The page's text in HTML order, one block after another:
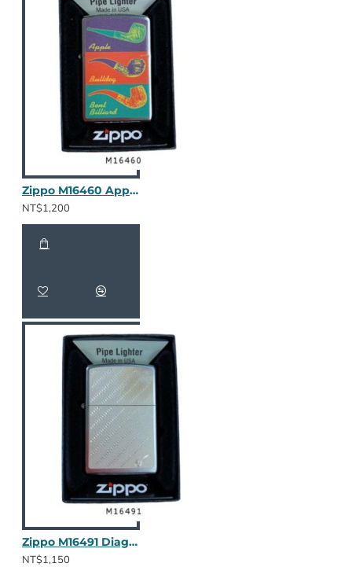
Zippo M16460 Apple/Bulldog
NT$1,200
Zippo M16491 Diagonal Wave
NT$1,150